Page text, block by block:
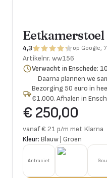
Eetkamerstoel
4,3 op Google,
Artikelnr. ww156
Verwacht in Enschede:
Daarna plannen we
Bezorging 50 euro in
€1.000. Afhalen in
€ 250,00
vanaf € 21 p/m met Klarna
Kleur: Blauw | Groen
Antraciet